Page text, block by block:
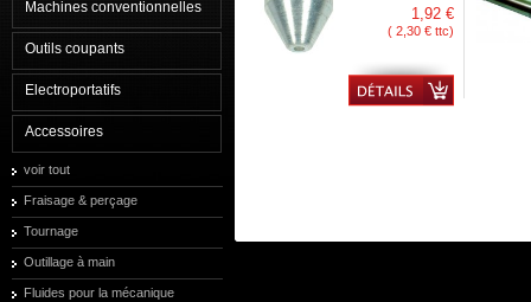
Machines conventionnelles
Outils coupants
Electroportatifs
Accessoires
voir tout
Fraisage & perçage
Tournage
Outillage à main
Fluides pour la mécanique
1,92 €
( 2,30 € ttc)